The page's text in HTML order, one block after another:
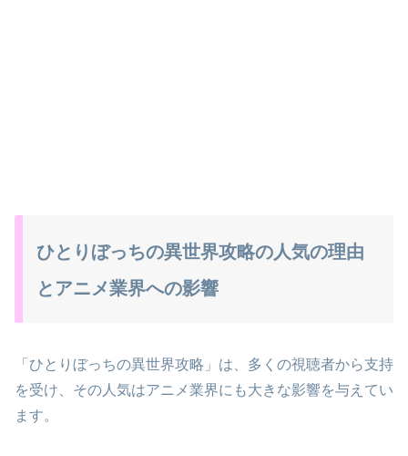
ひとりぼっちの異世界攻略の人気の理由
とアニメ業界への影響
「ひとりぼっちの異世界攻略」は、多くの視聴者から支持
を受け、その人気はアニメ業界にも大きな影響を与えてい
ます。